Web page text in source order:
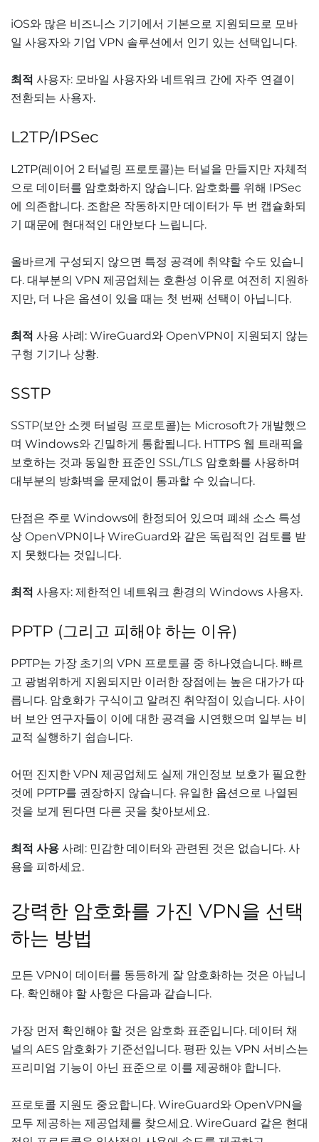
iOS와 많은 비즈니스 기기에서 기본으로 지원되므로 모바
일 사용자와 기업 VPN 솔루션에서 인기 있는 선택입니다.
최적 사용자: 모바일 사용자와 네트워크 간에 자주 연결이
전환되는 사용자.
L2TP/IPSec
L2TP(레이어 2 터널링 프로토콜)는 터널을 만들지만 자체적
으로 데이터를 암호화하지 않습니다. 암호화를 위해 IPSec
에 의존합니다. 조합은 작동하지만 데이터가 두 번 캡슐화되
기 때문에 현대적인 대안보다 느립니다.
올바르게 구성되지 않으면 특정 공격에 취약할 수도 있습니
다. 대부분의 VPN 제공업체는 호환성 이유로 여전히 지원하
지만, 더 나은 옵션이 있을 때는 첫 번째 선택이 아닙니다.
최적 사용 사례: WireGuard와 OpenVPN이 지원되지 않는
구형 기기나 상황.
SSTP
SSTP(보안 소켓 터널링 프로토콜)는 Microsoft가 개발했으
며 Windows와 긴밀하게 통합됩니다. HTTPS 웹 트래픽을
보호하는 것과 동일한 표준인 SSL/TLS 암호화를 사용하며
대부분의 방화벽을 문제없이 통과할 수 있습니다.
단점은 주로 Windows에 한정되어 있으며 폐쇄 소스 특성
상 OpenVPN이나 WireGuard와 같은 독립적인 검토를 받
지 못했다는 것입니다.
최적 사용자: 제한적인 네트워크 환경의 Windows 사용자.
PPTP (그리고 피해야 하는 이유)
PPTP는 가장 초기의 VPN 프로토콜 중 하나였습니다. 빠르
고 광범위하게 지원되지만 이러한 장점에는 높은 대가가 따
릅니다. 암호화가 구식이고 알려진 취약점이 있습니다. 사이
버 보안 연구자들이 이에 대한 공격을 시연했으며 일부는 비
교적 실행하기 쉽습니다.
어떤 진지한 VPN 제공업체도 실제 개인정보 보호가 필요한
것에 PPTP를 권장하지 않습니다. 유일한 옵션으로 나열된
것을 보게 된다면 다른 곳을 찾아보세요.
최적 사용 사례: 민감한 데이터와 관련된 것은 없습니다. 사
용을 피하세요.
강력한 암호화를 가진 VPN을 선택
하는 방법
모든 VPN이 데이터를 동등하게 잘 암호화하는 것은 아닙니
다. 확인해야 할 사항은 다음과 같습니다.
가장 먼저 확인해야 할 것은 암호화 표준입니다. 데이터 채
널의 AES 암호화가 기준선입니다. 평판 있는 VPN 서비스는
프리미엄 기능이 아닌 표준으로 이를 제공해야 합니다.
프로토콜 지원도 중요합니다. WireGuard와 OpenVPN을
모두 제공하는 제공업체를 찾으세요. WireGuard 같은 현대